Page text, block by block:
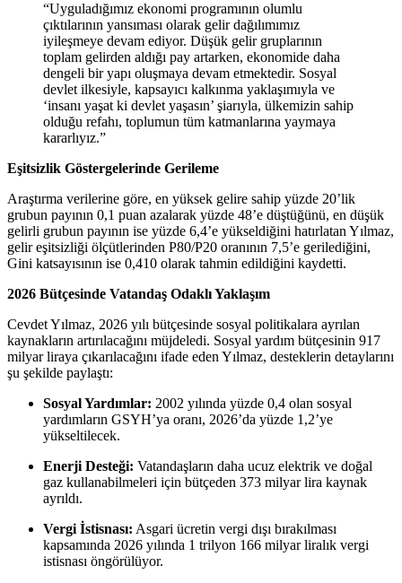
“Uyguladığımız ekonomi programının olumlu
çıktılarının yansıması olarak gelir dağılımımız
iyileşmeye devam ediyor. Düşük gelir gruplarının
toplam gelirden aldığı pay artarken, ekonomide daha
dengeli bir yapı oluşmaya devam etmektedir. Sosyal
devlet ilkesiyle, kapsayıcı kalkınma yaklaşımıyla ve
‘insanı yaşat ki devlet yaşasın’ şiarıyla, ülkemizin sahip
olduğu refahı, toplumun tüm katmanlarına yaymaya
kararlıyız.”
Eşitsizlik Göstergelerinde Gerileme
Araştırma verilerine göre, en yüksek gelire sahip yüzde 20’lik
grubun payının 0,1 puan azalarak yüzde 48’e düştüğünü, en düşük
gelirli grubun payının ise yüzde 6,4’e yükseldiğini hatırlatan Yılmaz,
gelir eşitsizliği ölçütlerinden P80/P20 oranının 7,5’e gerilediğini,
Gini katsayısının ise 0,410 olarak tahmin edildiğini kaydetti.
2026 Bütçesinde Vatandaş Odaklı Yaklaşım
Cevdet Yılmaz, 2026 yılı bütçesinde sosyal politikalara ayrılan
kaynakların artırılacağını müjdeledi. Sosyal yardım bütçesinin 917
milyar liraya çıkarılacağını ifade eden Yılmaz, desteklerin detaylarını
şu şekilde paylaştı:
Sosyal Yardımlar: 2002 yılında yüzde 0,4 olan sosyal
yardımların GSYH’ya oranı, 2026’da yüzde 1,2’ye
yükseltilecek.
Enerji Desteği: Vatandaşların daha ucuz elektrik ve doğal
gaz kullanabilmeleri için bütçeden 373 milyar lira kaynak
ayrıldı.
Vergi İstisnası: Asgari ücretin vergi dışı bırakılması
kapsamında 2026 yılında 1 trilyon 166 milyar liralık vergi
istisnası öngörülüyor.